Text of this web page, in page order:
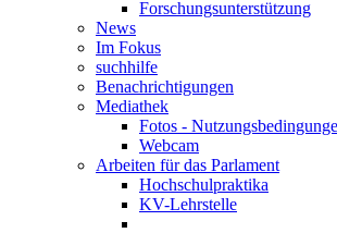
Forschungsunterstützung
News
Im Fokus
suchhilfe
Benachrichtigungen
Mediathek
Fotos -
Webcam
Arbeiten für das Parlament
Hochschulpraktika
KV-Lehrstelle